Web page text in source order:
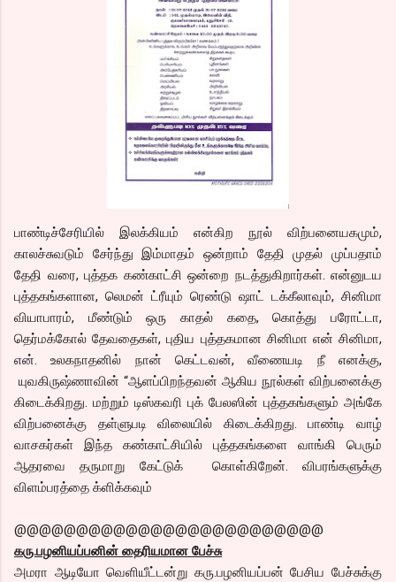
பாண்டிச்சேரியில் இலக்கியம் என்கிற நூல் விற்பனையகமும்,
காலச்சுவடும் சேர்ந்து இம்மாதம் ஒன்றாம் தேதி முதல் முப்பதாம்
தேதி வரை, புத்தக கண்காட்சி ஒன்றை நடத்துகிறார்கள். என்னுடய
புத்தகங்களான, லெமன் ட்ரீயும் ரெண்டு ஷாட் டக்கீலாவும், சினிமா
வியாபாரம், மீண்டும் ஒரு காதல் கதை, கொத்து பரோட்டா,
தெர்மக்கோல் தேவதைகள், புதிய புத்தகமான சினிமா என் சினிமா,
என். உலகநாதனில் நான் கெட்டவன், வீணையடி நீ எனக்கு,
யுவகிருஷ்ணாவின் “ஆளப்பிறந்தவன் ஆகிய நூல்கள் விற்பனைக்கு
கிடைக்கிறது. மற்றும் டிஸ்கவரி புக் பேலஸின் புத்தகங்களும் அங்கே
விற்பனைக்கு தள்ளுபடி விலையில் கிடைக்கிறது. பாண்டி வாழ்
வாசகர்கள் இந்த கண்காட்சியில் புத்தகங்களை வாங்கி பெரும்
ஆதரவை தருமாறு கேட்டுக் கொள்கிறேன். விபரங்களுக்கு
விளம்பரத்தை க்ளிக்கவும்
@@@@@@@@@@@@@@@@@@@@@@@@@
கரு.பழனியப்பனின் தைரியமான பேச்சு
அமரா ஆடியோ வெளியீட்டன்று கரு.பழனியப்பன் பேசிய பேச்சுக்கு